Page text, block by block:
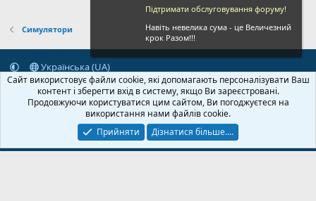
Симулятори
Українська (UA)
Зворотній зв'язок
Умови і правила
Політика конфіденційності
Дoпoмoга
Головна
R
S
S
© 2020-2026 FPVUA.ORG Розроблено:Magshifter
Підтримати обслуговування форуму!
Навіть невелика сума - це Величезний
крок Разом!!!
Сайт використовує файли cookie, які допомагають персоналізувати Ваш
контент і зберегти вхід в систему, якщо Ви зареєстровані.
Продовжуючи користуватися цим сайтом, Ви погоджуєтеся на
використання нами файлів cookie.
Прийняти
Дізнатися більше....